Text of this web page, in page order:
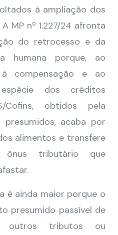
à ampliação dos
MP nº 1.227/24 afronta
do retrocesso e da
humana porque, ao
compensação e ao
dos créditos
Cofins, obtidos pela
acaba por
alimentos e transfere
tributário que
é ainda maior porque o
presumido passível de
outros tributos ou